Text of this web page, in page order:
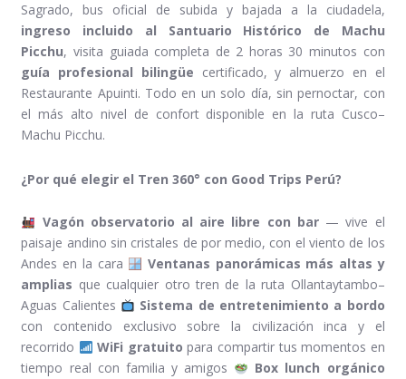
Sagrado, bus oficial de subida y bajada a la ciudadela,
ingreso incluido al Santuario Histórico de Machu
Picchu, visita guiada completa de 2 horas 30 minutos con
guía profesional bilingüe certificado, y almuerzo en el
Restaurante Apuinti. Todo en un solo día, sin pernoctar, con
el más alto nivel de confort disponible en la ruta Cusco–
Machu Picchu.
¿Por qué elegir el Tren 360° con Good Trips Perú?
Vagón observatorio al aire libre con bar— vive el
paisaje andino sin cristales de por medio, con el viento de los
Andes en la cara
Ventanas panorámicas más altas y
amplias que cualquier otro tren de la ruta Ollantaytambo–
Aguas Calientes
Sistema de entretenimiento a bordo
con contenido exclusivo sobre la civilización inca y el
recorrido
WiFi gratuito para compartir tus momentos en
tiempo real con familia y amigos
Box lunch orgánico